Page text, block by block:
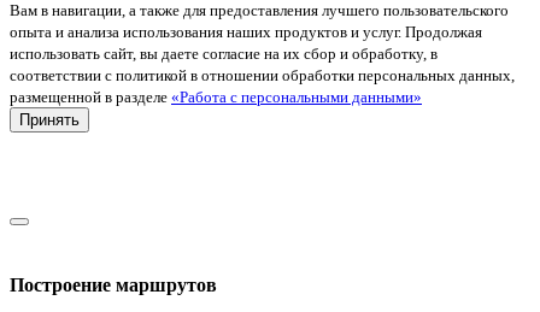
Вам в навигации, а также для предоставления лучшего пользовательского
опыта и анализа использования наших продуктов и услуг. Продолжая
использовать сайт, вы даете согласие на их сбор и обработку, в
соответствии с политикой в отношении обработки персональных данных,
размещенной в разделе «Работа с персональными данными»
Принять
Построение маршрутов